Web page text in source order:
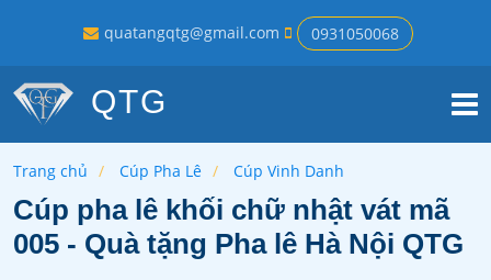
quatangqtg@gmail.com 0931050068
QTG
Trang chủ Cúp Pha Lê Cúp Vinh Danh
Cúp pha lê khối chữ nhật vát mã
005 - Quà tặng Pha lê Hà Nội QTG